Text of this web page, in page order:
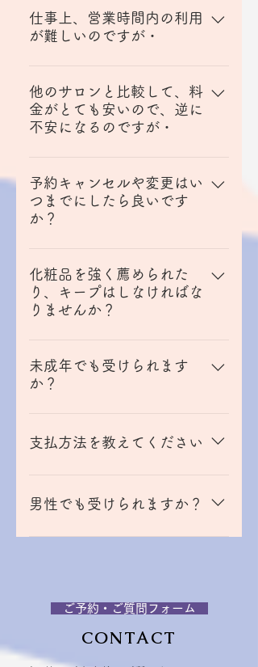
全予約としております。 ホットペ
ッパービューティ、お電話、また
も可能な場合がございますのでお
電話にてお気軽にお問合せくださ
い。
仕事上、営業時間内の利用
が難しいのですが・
明けの方もいらっしゃいますの
で、朝８時前ご予約も承っており
ます。できるだけお客さまのご都
により、お受けできない場合もご
ざいますので、ご了承ください。
他のサロンと比較して、料
金がとても安いので、逆に
不安になるのですが・
て選ぶならば「エステをもっとた
くさんの人に楽しんでもらいた
い」というペイル・ヴューの想い
かろう悪かろう」は最悪ですが、
「高かろう良かろう」よりも「安
かろう、良かろう」が最高のお客
ーの信念です。 優れたハンドテク
ニックと最新のエステ機器の融合
予約キャンセルや変更はい
つまでにしたら良いです
か？
則ＮＧですが、体調不良などやむ
をえない事情も ございますので、
前もってご連絡いただきますよ
化粧品を強く薦められた
り、キープはしなければな
りませんか？
アのアドバイスをさせていただく
ことはありますが、 キープ制や強
未成年でも受けられます
か？
上、施術できるメニューがござい
だいております。
支払方法を教えてください
す。
男性でも受けられますか？
旦那さまとのご来店など、ご紹介
​ ご予約・ご質問フォーム
CONTACT